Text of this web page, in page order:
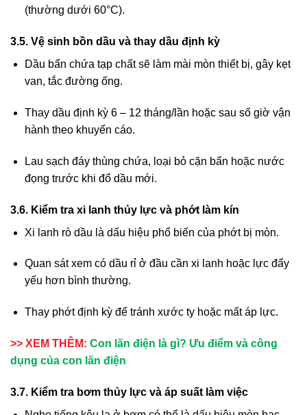
(thường dưới 60°C).
3.5. Vệ sinh bồn dầu và thay dầu định kỳ
Dầu bẩn chứa tạp chất sẽ làm mài mòn thiết bị, gây kẹt
van, tắc đường ống.
Thay dầu định kỳ 6 – 12 tháng/lần hoặc sau số giờ vận
hành theo khuyến cáo.
Lau sạch đáy thùng chứa, loại bỏ cặn bẩn hoặc nước
đọng trước khi đổ dầu mới.
3.6. Kiểm tra xi lanh thủy lực và phớt làm kín
Xi lanh rò dầu là dấu hiệu phổ biến của phớt bị mòn.
Quan sát xem có dầu rỉ ở đầu cần xi lanh hoặc lực đẩy
yếu hơn bình thường.
Thay phớt định kỳ để tránh xước ty hoặc mất áp lực.
>> XEM THÊM: Con lăn điện là gì? Ưu điểm và công
dụng của con lăn điện
3.7. Kiểm tra bơm thủy lực và áp suất làm việc